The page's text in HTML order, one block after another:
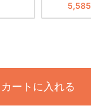
5,585
カートに入れる